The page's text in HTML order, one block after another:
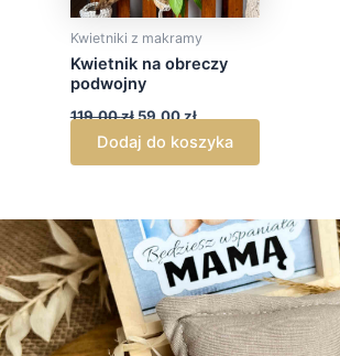
Kwietniki z makramy
Kwietnik na obreczy
podwojny
119,00zł59,00zł
Dodaj do koszyka